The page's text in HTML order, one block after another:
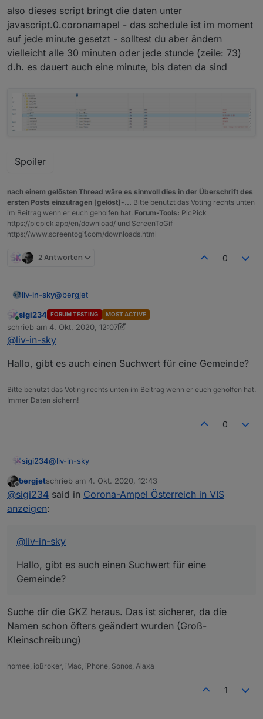
Ja eigentlich wärst du dann eh der Richtige.
Die Daten liegen in dieser Form vor
[
  {
    "Stand": "2020-10-01T19:30:00Z",
    "Warnstufen": [
        "Region": "Gemeinde",
        "Name": "Eisenstadt",
        "Warnstufe": "2"
        "Warnstufe": "2"
      },
      {
        "Region": "Gemeinde",
        "GKZ": "10301",
        "Warnstufe": "2"
        "Region": "Gemeinde",
        "Name": "Donnerskirchen",
        "Warnstufe": "2"
      },
        "Region": "Gemeinde",
        "Warnstufe": "2"
es müssten die Datenpunkte:
Stand
Warnstufe
angelegt und ausgelesen werden.
also dieses script bringt die daten unter
javascript.0.coronamapel - das schedule ist im moment
auf jede minute gesetzt - solltest du aber ändern
vielleicht alle 30 minuten oder jede stunde (zeile: 73)
d.h. es dauert auch eine minute, bis daten da sind
Spoiler
nach einem gelösten Thread wäre es sinnvoll dies in der Überschrift des
ersten Posts einzutragen [gelöst]-... Bitte benutzt das Voting rechts unten
im Beitrag wenn er euch geholfen hat. Forum-Tools: PicPick
https://picpick.app/en/download/ und ScreenToGif
https://www.screentogif.com/downloads.html
2 Antworten 0
liv-in-sky@bergjet
also dieses script bringt die daten unter
javascript.0.coronamapel - das schedule ist im
moment auf jede minute gesetzt - solltest du aber
(zeile: 73) d.h. es dauert auch eine minute, bis daten
Spoiler
Online
sigi234 FORUM TESTING MOST ACTIVE
schrieb am 4. Okt. 2020, 12:07
zuletzt editiert von sigi23410. Apr. 2020, 14:08
@liv-in-sky
Hallo, gibt es auch einen Suchwert für eine Gemeinde?
Bitte benutzt das Voting rechts unten im Beitrag wenn er euch geholfen hat.
Immer Daten sichern!
0
sigi234@liv-in-sky
Hallo, gibt es auch einen Suchwert für eine
Gemeinde?
Offline
bergjetschrieb am 4. Okt. 2020, 12:43
zuletzt editiert von
@sigi234 said in Corona-Ampel Österreich in VIS
anzeigen:
@liv-in-sky
Hallo, gibt es auch einen Suchwert für eine
Gemeinde?
Suche dir die GKZ heraus. Das ist sicherer, da die
Namen schon öfters geändert wurden (Groß-
Kleinschreibung)
homee, ioBroker, iMac, iPhone, Sonos, Alaxa
1